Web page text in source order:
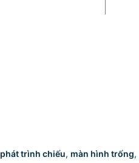
phát trình chiếu, màn hình trống,